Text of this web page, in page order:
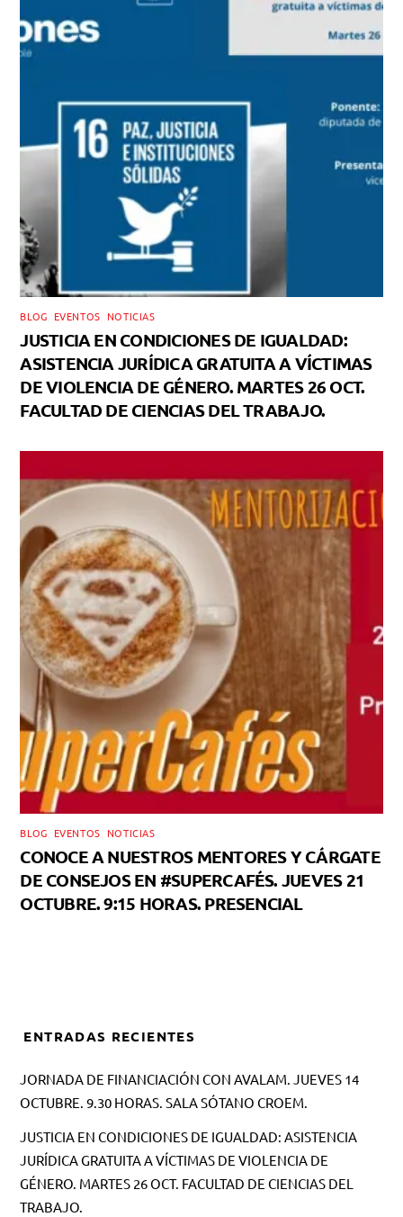
BLOG EVENTOS NOTICIAS
JUSTICIA EN CONDICIONES DE IGUALDAD:
ASISTENCIA JURÍDICA GRATUITA A VÍCTIMAS
DE VIOLENCIA DE GÉNERO. MARTES 26 OCT.
FACULTAD DE CIENCIAS DEL TRABAJO.
BLOG EVENTOS NOTICIAS
CONOCE A NUESTROS MENTORES Y CÁRGATE
DE CONSEJOS EN #SUPERCAFÉS. JUEVES 21
OCTUBRE. 9:15 HORAS. PRESENCIAL
ENTRADAS RECIENTES
JORNADA DE FINANCIACIÓN CON AVALAM. JUEVES 14
OCTUBRE. 9.30 HORAS. SALA SÓTANO CROEM.
JUSTICIA EN CONDICIONES DE IGUALDAD: ASISTENCIA
JURÍDICA GRATUITA A VÍCTIMAS DE VIOLENCIA DE
GÉNERO. MARTES 26 OCT. FACULTAD DE CIENCIAS DEL
TRABAJO.